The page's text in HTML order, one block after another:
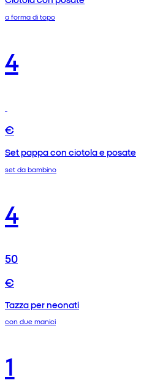
a forma di topo
4
€
Set pappa con ciotola e posate
set da bambino
4
50
€
Tazza per neonati
con due manici
1